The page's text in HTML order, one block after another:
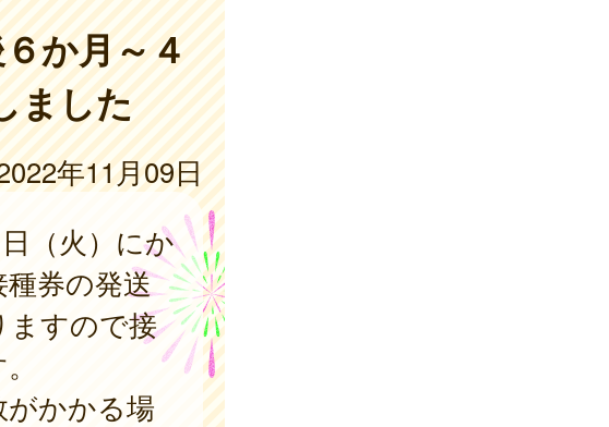
か月～４
ました
年11月09日
（火）にか
券の発送
ますので接
かかる場